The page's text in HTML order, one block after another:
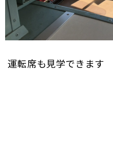
運転席も見学できます